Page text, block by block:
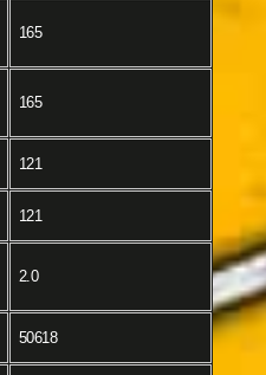
165
165
121
121
2.0
50618